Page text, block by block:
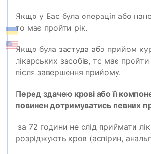
Якщо у Вас була операція або
то має пройти рік.
Якщо була застуда або прийом
лікарських засобів, то має пройти
після завершення прийому.
Перед здачею крові або її
повинен дотримуватись певних
за 72 години не слід приймати
розріджують кров (аспірин,